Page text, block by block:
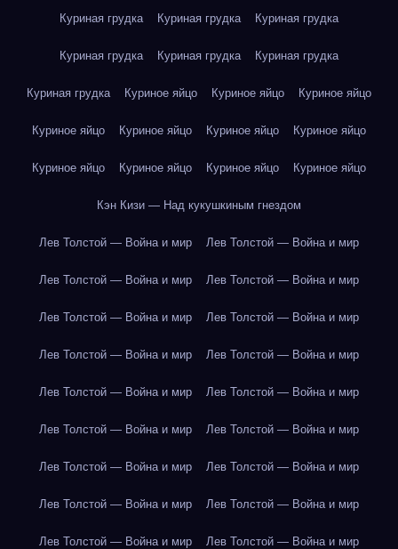
Куриная грудка Куриная грудка Куриная грудка
Куриная грудка Куриная грудка Куриная грудка
Куриная грудка Куриное яйцо Куриное яйцо Куриное яйцо
Куриное яйцо Куриное яйцо Куриное яйцо Куриное яйцо
Куриное яйцо Куриное яйцо Куриное яйцо Куриное яйцо
Кэн Кизи — Над кукушкиным гнездом
Лев Толстой — Война и мир Лев Толстой — Война и мир
Лев Толстой — Война и мир Лев Толстой — Война и мир
Лев Толстой — Война и мир Лев Толстой — Война и мир
Лев Толстой — Война и мир Лев Толстой — Война и мир
Лев Толстой — Война и мир Лев Толстой — Война и мир
Лев Толстой — Война и мир Лев Толстой — Война и мир
Лев Толстой — Война и мир Лев Толстой — Война и мир
Лев Толстой — Война и мир Лев Толстой — Война и мир
Лев Толстой — Война и мир Лев Толстой — Война и мир